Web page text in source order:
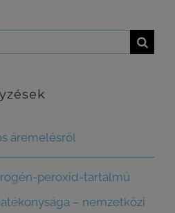
áremelésről
peroxid-tartalmú
– nemzetközi